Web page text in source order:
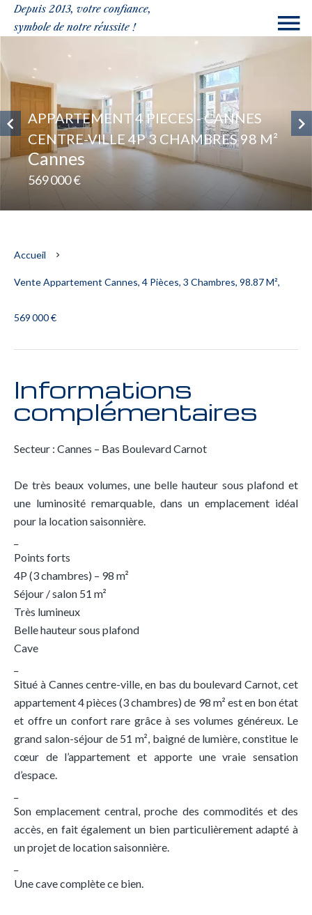
Depuis 2013, votre confiance,
symbole de notre réussite !
APPARTEMENT 4 PIECES - CANNES
CENTRE-VILLE 4P 3 CHAMBRES 98 M²
Cannes
569 000 €
Accueil
Vente Appartement Cannes, 4 Pièces, 3 Chambres, 98.87 M²,
569 000 €
Informations
complémentaires
Secteur : Cannes – Bas Boulevard Carnot
De très beaux volumes, une belle hauteur sous plafond et
une luminosité remarquable, dans un emplacement idéal
pour la location saisonnière.
Points forts
4P (3 chambres) – 98 m²
Séjour / salon 51 m²
Très lumineux
Belle hauteur sous plafond
Cave
Situé à Cannes centre-ville, en bas du boulevard Carnot, cet
appartement 4 pièces (3 chambres) de 98 m² est en bon état
et offre un confort rare grâce à ses volumes généreux. Le
grand salon-séjour de 51 m², baigné de lumière, constitue le
cœur de l’appartement et apporte une vraie sensation
d’espace.
Son emplacement central, proche des commodités et des
accès, en fait également un bien particulièrement adapté à
un projet de location saisonnière.
Une cave complète ce bien.